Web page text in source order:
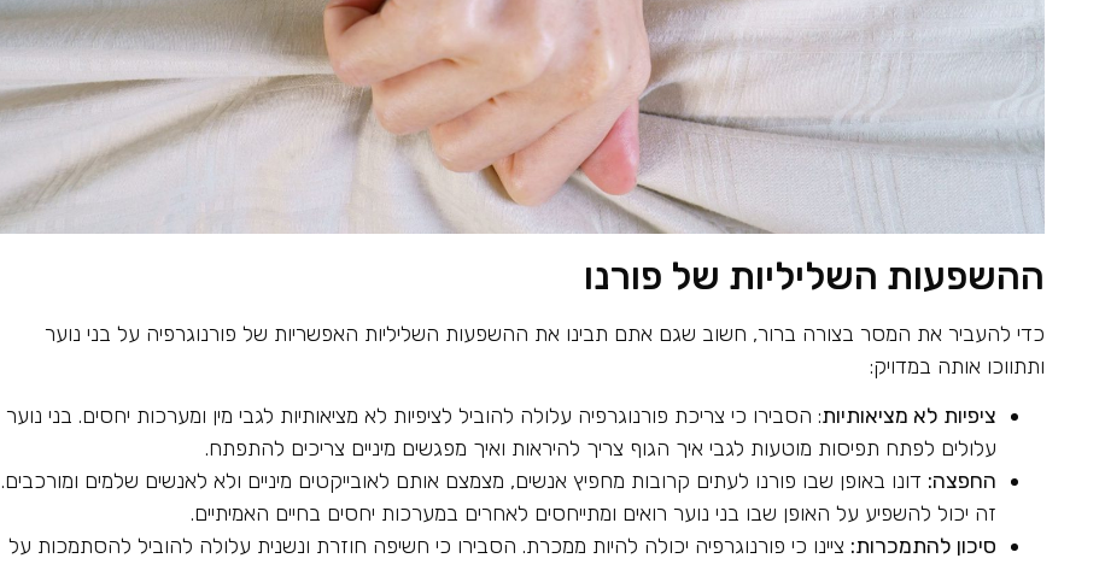
ההשפעות השליליות של פורנו
כדי להעביר את המסר בצורה ברור, חשוב שגם אתם תבינו את ההשפעות השליליות האפשריות של פורנוגרפיה על בני נוער
ותתווכו אותה במדויק:
ציפיות לא מציאותיות: הסבירו כי צריכת פורנוגרפיה עלולה להוביל לציפיות לא מציאותיות לגבי מין ומערכות יחסים. בני נוער
עלולים לפתח תפיסות מוטעות לגבי איך הגוף צריך להיראות ואיך מפגשים מיניים צריכים להתפתח.
החפצה: דונו באופן שבו פורנו לעתים קרובות מחפיץ אנשים, מצמצם אותם לאובייקטים מיניים ולא לאנשים שלמים ומורכבים.
זה יכול להשפיע על האופן שבו בני נוער רואים ומתייחסים לאחרים במערכות יחסים בחיים האמיתיים.
סיכון להתמכרות: ציינו כי פורנוגרפיה יכולה להיות ממכרת. הסבירו כי חשיפה חוזרת ונשנית עלולה להוביל להסתמכות על